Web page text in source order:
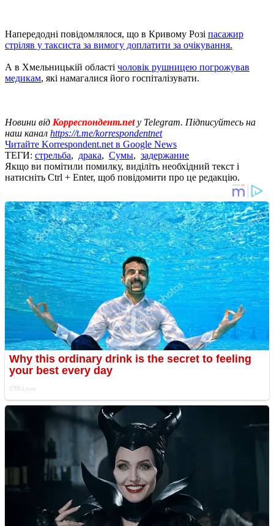
Напередодні повідомлялося, що в Кривому Розі пасажир
стріляв у таксиста за вимогу доплатити за очікування.
А в Хмельницькій області чоловік рушницею погрожував
медикам, які намагалися його госпіталізувати.
Новини від Корреспондент.netу Telegram. Підписуйтесь на
наш канал https://t.me/korrespondentnet
Читайте Korrespondent.net в Google News
ТЕГИ: стрельба, драка, Сумы, задержание
Якщо ви помітили помилку, виділіть необхідний текст і
натисніть Ctrl + Enter, щоб повідомити про це редакцію.